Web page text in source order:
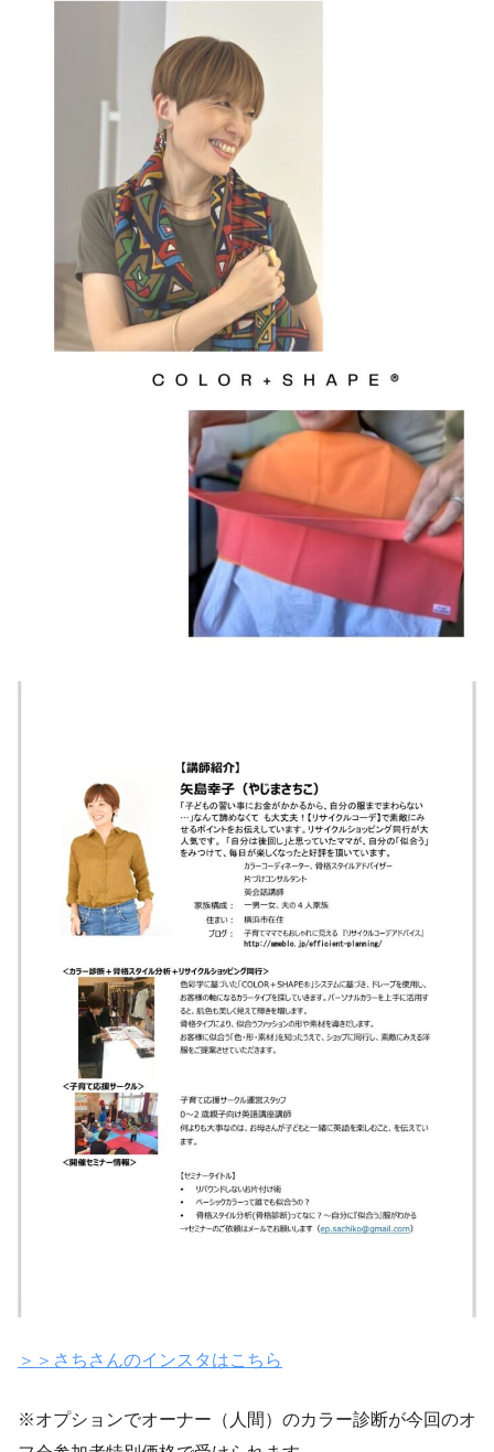
＞＞さちさんのインスタはこちら
※オプションでオーナー（人間）のカラー診断が今回のオ